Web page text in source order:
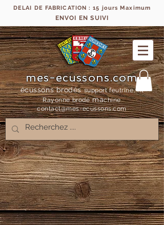
DELAI DE FABRICATION : 15 jours Maximum
ENVOI EN SUIVI
mes-ecussons.com
écussons brodés support feutrine, fil
Rayonne brodémachine
contact@mes-ecussons.com